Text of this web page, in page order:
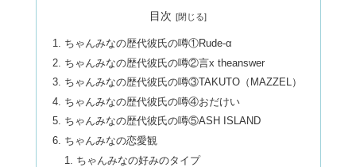
目次
ちゃんみなの歴代彼氏の噂①Rude-α
ちゃんみなの歴代彼氏の噂②言x theanswer
ちゃんみなの歴代彼氏の噂③TAKUTO（MAZZEL）
ちゃんみなの歴代彼氏の噂④おだけい
ちゃんみなの歴代彼氏の噂⑤ASH ISLAND
ちゃんみなの恋愛観
ちゃんみなの好みのタイプ